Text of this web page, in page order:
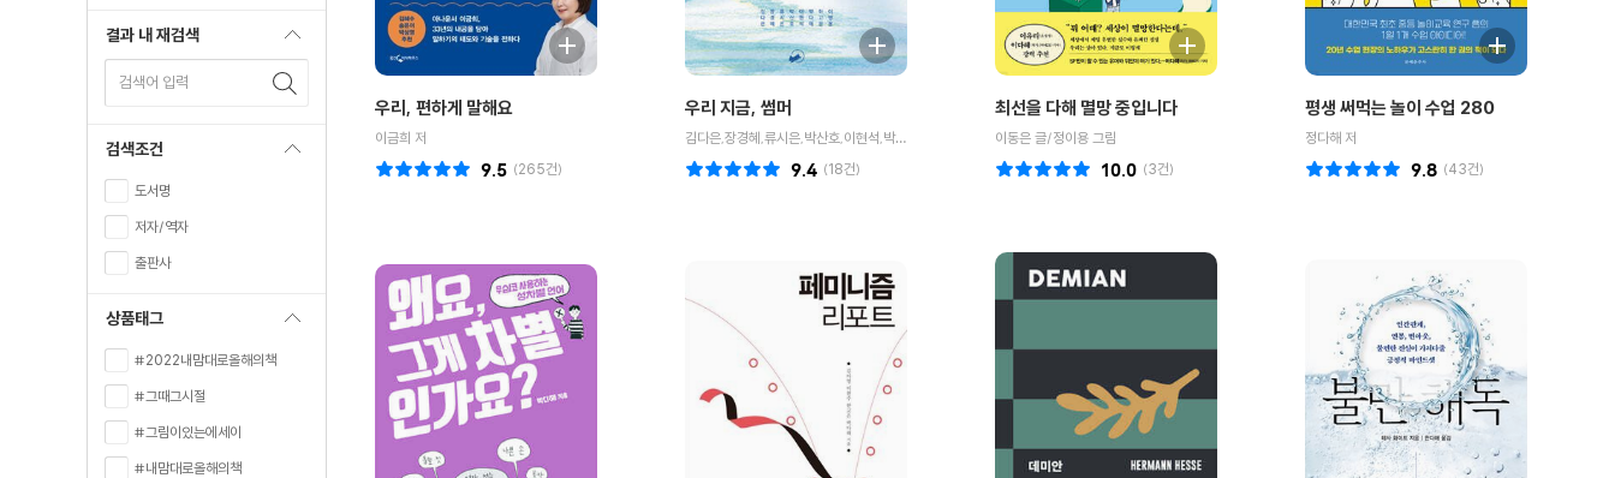
결과 내 재검색
검색어 입력
검색조건
도서명
저자/역자
출판사
상품태그
#2022내맘대로올해의책
#그때그시절
#그림이있는에세이
#내맘대로올해의책
우리, 편하게 말해요
이금희 저
(265건)
9.5
우리 지금, 썸머
김다은,장경혜,류시은,박산호,이현석,박다해,하고운,이병윤 공저
(18건)
9.4
최선을 다해 멸망 중입니다
이동은 글/정이용 그림
(3건)
10.0
평생 써먹는 놀이 수업 280
정다해 저
(43건)
9.8